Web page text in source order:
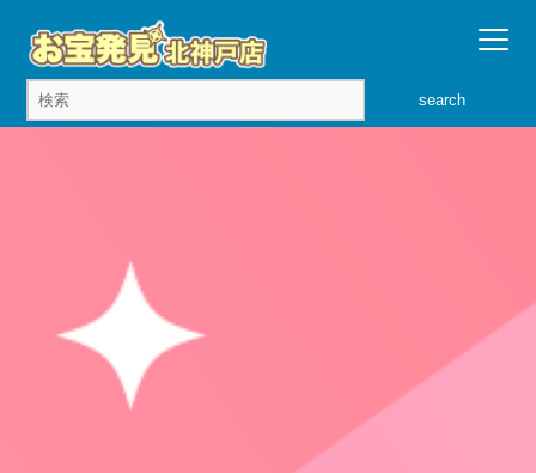
search